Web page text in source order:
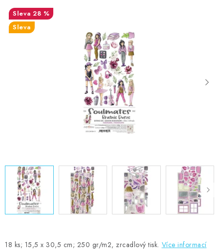
OBLÍBENÉ ♥️
FOTORECENZE
Moje objednávka
Obchodní podmínky
18 ks; 15,5 x 30,5 cm; 250 gr/m2, zrcadlový tisk. Více informací
28 %
Sleva